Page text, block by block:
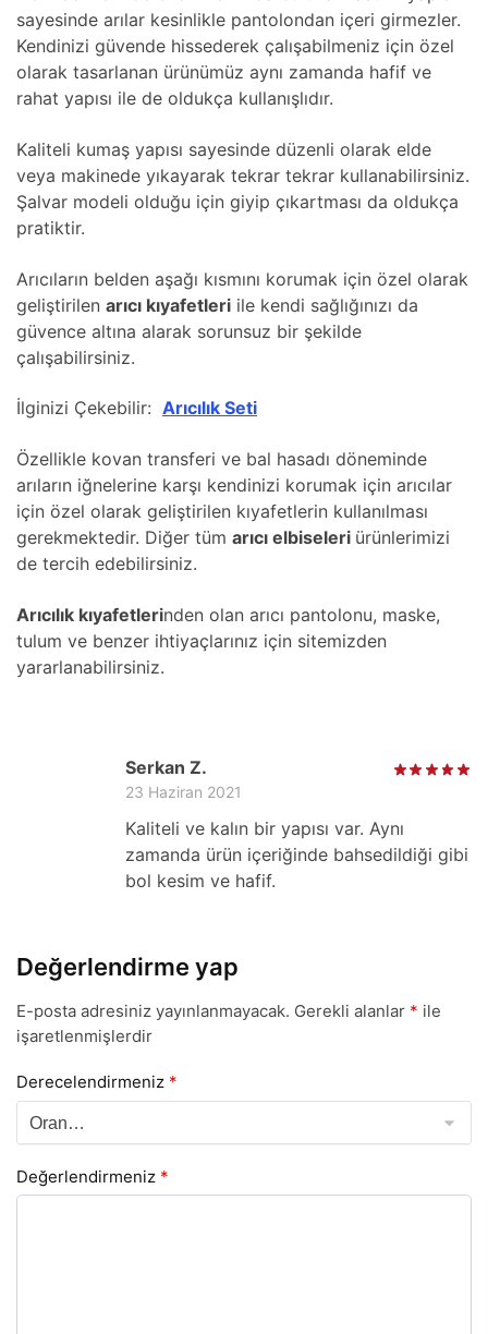
sayesinde arılar kesinlikle pantolondan içeri girmezler.
Kendinizi güvende hissederek çalışabilmeniz için özel
olarak tasarlanan ürünümüz aynı zamanda hafif ve
rahat yapısı ile de oldukça kullanışlıdır.
Kaliteli kumaş yapısı sayesinde düzenli olarak elde
veya makinede yıkayarak tekrar tekrar kullanabilirsiniz.
Şalvar modeli olduğu için giyip çıkartması da oldukça
pratiktir.
Arıcıların belden aşağı kısmını korumak için özel olarak
geliştirilen arıcı kıyafetleri ile kendi sağlığınızı da
güvence altına alarak sorunsuz bir şekilde
çalışabilirsiniz.
İlginizi Çekebilir: Arıcılık Seti
Özellikle kovan transferi ve bal hasadı döneminde
arıların iğnelerine karşı kendinizi korumak için arıcılar
için özel olarak geliştirilen kıyafetlerin kullanılması
gerekmektedir. Diğer tüm arıcı elbiseleri ürünlerimizi
de tercih edebilirsiniz.
Arıcılık kıyafetlerinden olan arıcı pantolonu, maske,
tulum ve benzer ihtiyaçlarınız için sitemizden
yararlanabilirsiniz.
Serkan Z.
23 Haziran 2021
Kaliteli ve kalın bir yapısı var. Aynı
zamanda ürün içeriğinde bahsedildiği gibi
bol kesim ve hafif.
Değerlendirme yap
E-posta adresiniz yayınlanmayacak. Gerekli alanlar * ile
işaretlenmişlerdir
Derecelendirmeniz *
Değerlendirmeniz *